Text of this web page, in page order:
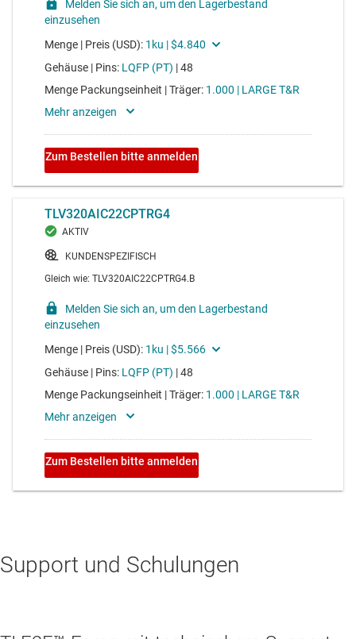
Support und Schulungen